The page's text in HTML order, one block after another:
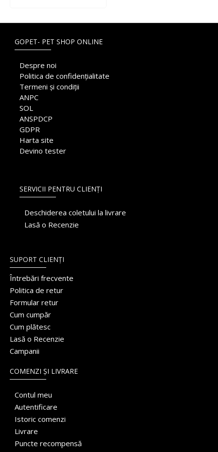
GOPET- PET SHOP ONLINE
Despre noi
Politica de confidențialitate
Termeni și condiții
ANPC
SOL
ANSPDCP
GDPR
Harta site
Devino tester
SERVICII PENTRU CLIENȚI
Deschiderea coletului la livrare
Lasă o Recenzie
SUPORT CLIENȚI
Întrebări frecvente
Politica de retur
Formular retur
Cum cumpăr
Cum plătesc
Lasă o Recenzie
Campanii
COMENZI ȘI LIVRARE
Contul meu
Autentificare
Istoric comenzi
Livrare
Puncte recompensă